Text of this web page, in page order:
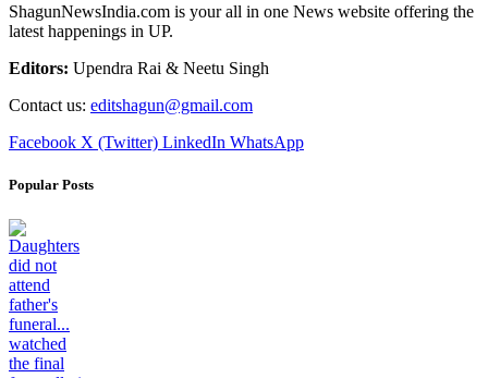
ShagunNewsIndia.com is your all in one News website offering the
latest happenings in UP.
Editors: Upendra Rai & Neetu Singh
Contact us: editshagun@gmail.com
Facebook X (Twitter) LinkedIn WhatsApp
Popular Posts